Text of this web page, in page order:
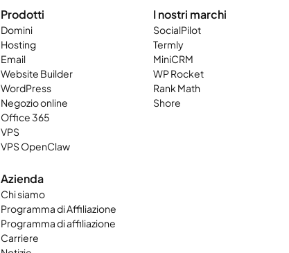
Prodotti
Domini
Hosting
Email
Website Builder
WordPress
Negozio online
Office 365
VPS
VPS OpenClaw
I nostri marchi
SocialPilot
Termly
MiniCRM
WP Rocket
Rank Math
Shore
Azienda
Chi siamo
Programma di Affiliazione
Programma di affiliazione
Carriere